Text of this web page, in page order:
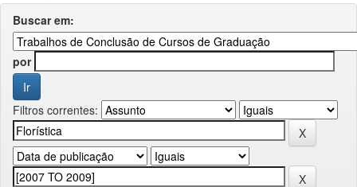
Buscar em:
por
Filtros correntes: